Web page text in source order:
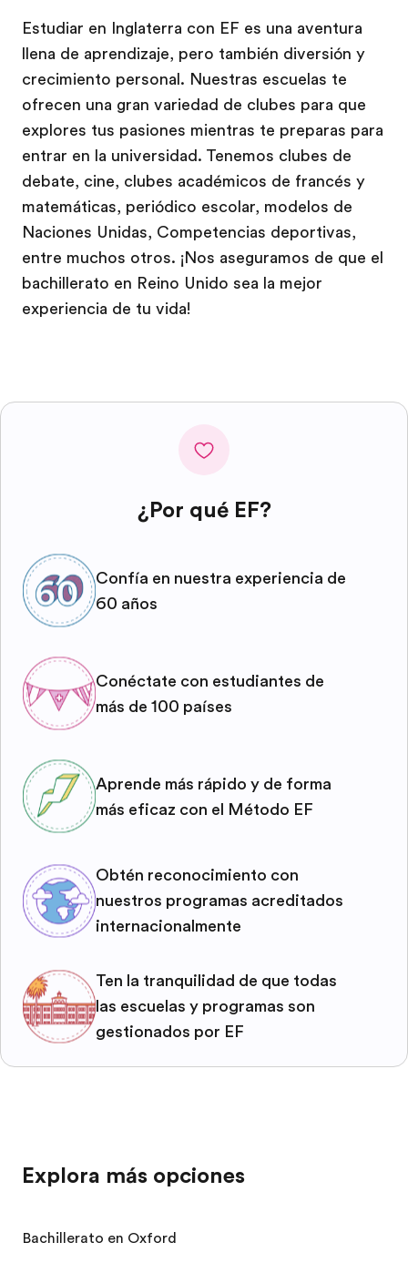
Estudiar en Inglaterra con EF es una aventura
llena de aprendizaje, pero también diversión y
crecimiento personal. Nuestras escuelas te
ofrecen una gran variedad de clubes para que
explores tus pasiones mientras te preparas para
entrar en la universidad. Tenemos clubes de
debate, cine, clubes académicos de francés y
matemáticas, periódico escolar, modelos de
Naciones Unidas, Competencias deportivas,
entre muchos otros. ¡Nos aseguramos de que el
bachillerato en Reino Unido sea la mejor
experiencia de tu vida!
¿Por qué EF?
Confía en nuestra experiencia de
60 años
Conéctate con estudiantes de
más de 100 países
Aprende más rápido y de forma
más eficaz con el Método EF
Obtén reconocimiento con
nuestros programas acreditados
internacionalmente
Ten la tranquilidad de que todas
las escuelas y programas son
gestionados por EF
Explora más opciones
Bachillerato en Oxford